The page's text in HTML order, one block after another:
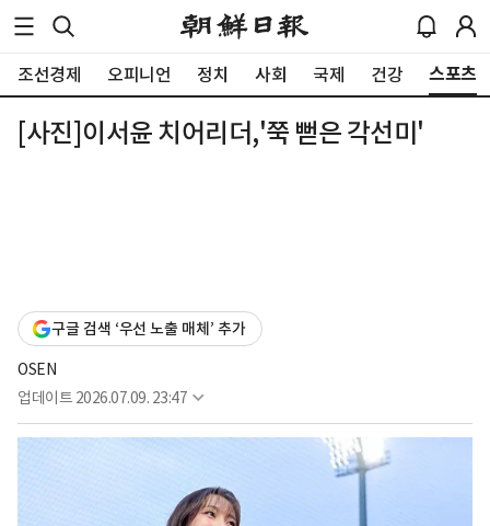
조선경제 오피니언 정치 사회 국제 건강 스포츠
[사진]이서윤 치어리더,'쭉 뻗은 각선미'
구글 검색 ‘우선 노출 매체’ 추가
OSEN
업데이트 2026.07.09. 23:47